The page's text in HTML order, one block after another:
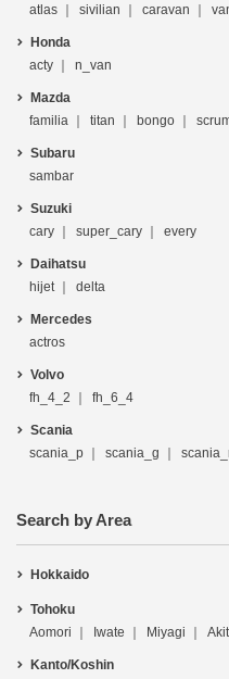
atlas
sivilian caravan
Honda
acty
n_van
Mazda
familia
titan bongo
Subaru
sambar
Suzuki
cary
super_cary every
Daihatsu
hijet
delta
Mercedes
actros
Volvo
fh_4_2
fh_6_4
Scania
scania_p
scania_g
Search by Area
Hokkaido
Tohoku
Aomori
Iwate Miyagi
Kanto/Koshin